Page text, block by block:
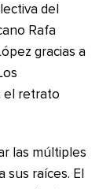
del
Rafa
gracias a
el retrato
las múltiples
raíces. El